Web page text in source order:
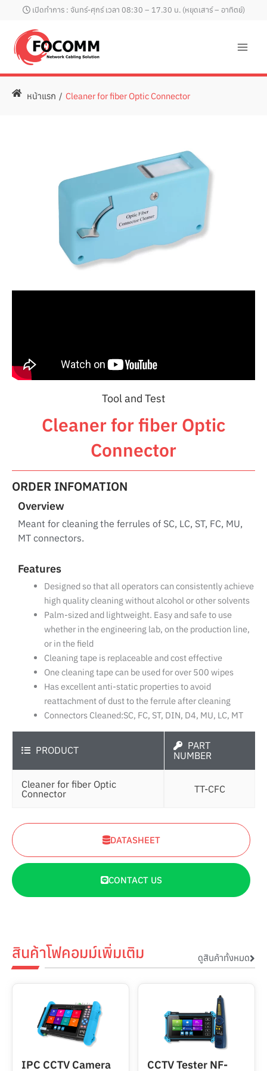
content
เปิดทำการ : จันทร์-ศุกร์ เวลา 08:30 – 17.30 น. (หยุดเสาร์ – อาทิตย์)
หน้าแรก / Cleaner for fiber Optic Connector
Tool and Test
Cleaner for fiber Optic
Connector
ORDER INFOMATION
Overview
Meant for cleaning the ferrules of SC, LC, ST, FC, MU,
MT connectors.
Features
Designed so that all operators can consistently achieve
high quality cleaning without alcohol or other solvents
Palm-sized and lightweight. Easy and safe to use
whether in the engineering lab, on the production line,
or in the field
Cleaning tape is replaceable and cost effective
One cleaning tape can be used for over 500 wipes
Has excellent anti-static properties to avoid
reattachment of dust to the ferrule after cleaning
Connectors Cleaned:SC, FC, ST, DIN, D4, MU, LC, MT
PRODUCT
PART
NUMBER
Cleaner for fiber Optic
Connector
TT-CFC
DATASHEET
CONTACT US
สินค้าโฟคอมม์เพิ่มเติม ดูสินค้าทั้งหมด
IPC CCTV Camera CCTV Tester NF-